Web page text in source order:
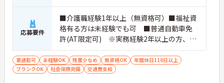
応募要件
■介護職経験1年以上（無資格可）■福祉資
格有る方は未経験でも可 ■普通自動車免
許(AT限定可) ※実務経験2年以上の方、障
がい者福祉に関する経験をお持ちの方大歓
迎
車通勤可 未経験OK 残業少なめ 無資格OK
年間休日110日以上
ブランクOK
社会保険完備 交通費支給